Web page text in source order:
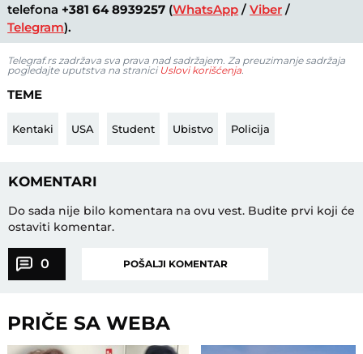
telefona +381 64 8939257 (WhatsApp /Viber /
Telegram).
Telegraf.rs zadržava sva prava nad sadržajem. Za preuzimanje sadržaja
pogledajte uputstva na stranici Uslovi korišćenja.
TEME
Kentaki USA Student Ubistvo Policija
KOMENTARI
Do sada nije bilo komentara na ovu vest. Budite prvi koji će
ostaviti komentar.
0 POŠALJI KOMENTAR
PRIČE SA WEBA